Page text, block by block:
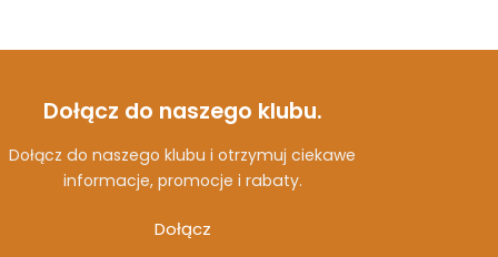
Dołącz do naszego klubu.
Dołącz do naszego klubu i otrzymuj ciekawe
informacje, promocje i rabaty.
Dołącz